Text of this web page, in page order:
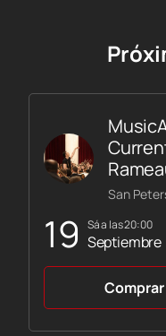
19 sá a las 20:00
Septiembre